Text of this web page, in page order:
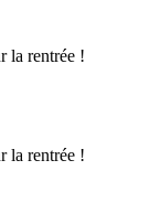
la rentrée !
la rentrée !